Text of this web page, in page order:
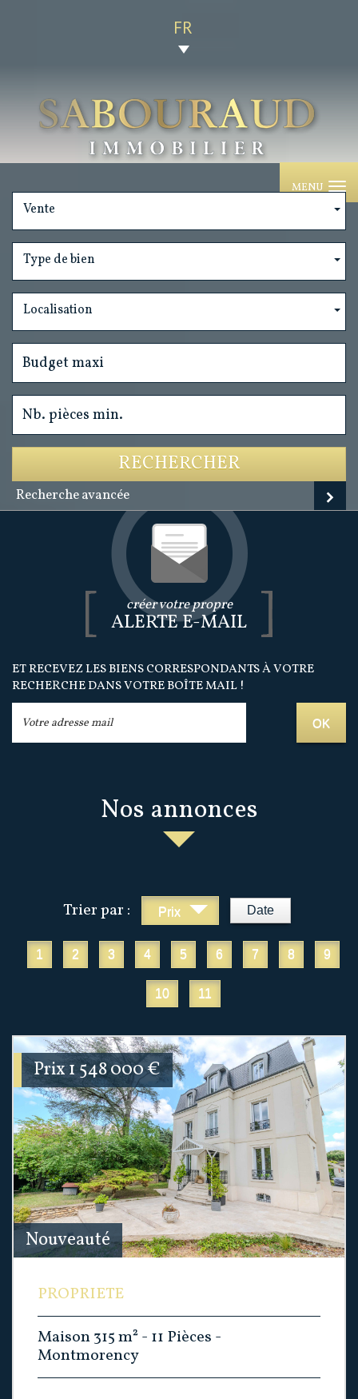
FR
MENU
Vente
Type de bien
Localisation
RECHERCHER
Recherche avancée
créer votre propre
ALERTE E-MAIL
ET RECEVEZ LES BIENS CORRESPONDANTS À VOTRE
RECHERCHE DANS VOTRE BOÎTE MAIL !
OK
Nos annonces
Trier par : Prix Date
1 2 3 4 5 6 7 8 9
10 11
Nouveauté
Prix1 548 000€
PROPRIETE
Maison 315 m² - 11 Pièces -
Montmorency